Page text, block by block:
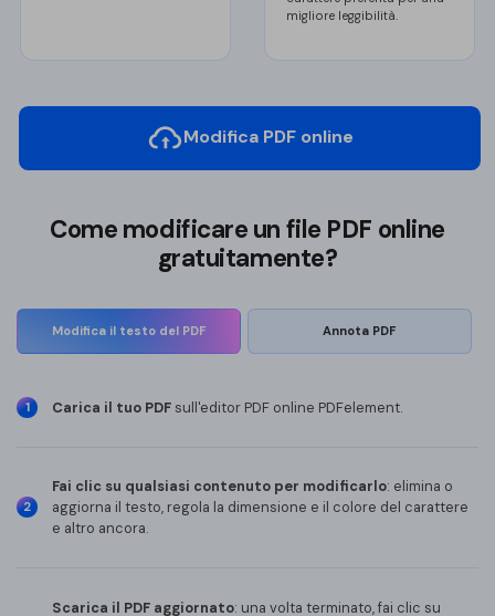
migliore leggibilità.
Modifica PDF online
Come modificare un file PDF online
gratuitamente?
Modifica il testo del PDF Annota PDF
1 Carica il tuo PDFsull'editor PDF online PDFelement.
2
Fai clic su qualsiasi contenuto per modificarlo: elimina o
aggiorna il testo, regola la dimensione e il colore del carattere
e altro ancora.
Scarica il PDF aggiornato: una volta terminato, fai clic su